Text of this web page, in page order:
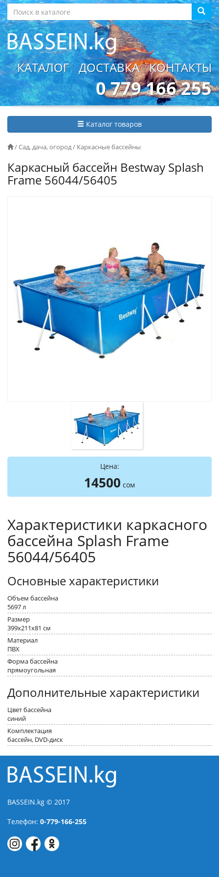
КАТАЛОГ ДОСТАВКА КОНТАКТЫ
0 779 166 255
Каталог товаров
/Сад, дача, огород/ Каркасные бассейны
Каркасный бассейн Bestway Splash
Frame 56044/56405
Цена:
14500 сом
Характеристики каркасного
бассейна Splash Frame
56044/56405
Основные характеристики
Объем бассейна
5697 л
Размер
399x211x81 см
Материал
ПВХ
Форма бассейна
прямоугольная
Дополнительные характеристики
Цвет бассейна
синий
Комплектация
бассейн, DVD-диск
BASSEIN.kg © 2017
Телефон: 0-779-166-255